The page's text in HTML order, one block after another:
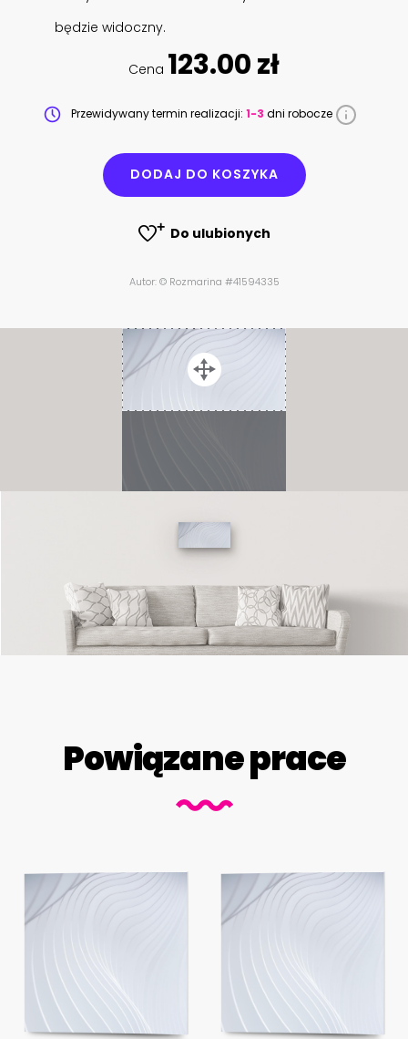
będzie widoczny.
Cena 123.00 zł
Przewidywany termin realizacji: 1-3 dni robocze
DODAJ DO KOSZYKA
Do ulubionych
Autor: © Rozmarina #41594335
Powiązane prace